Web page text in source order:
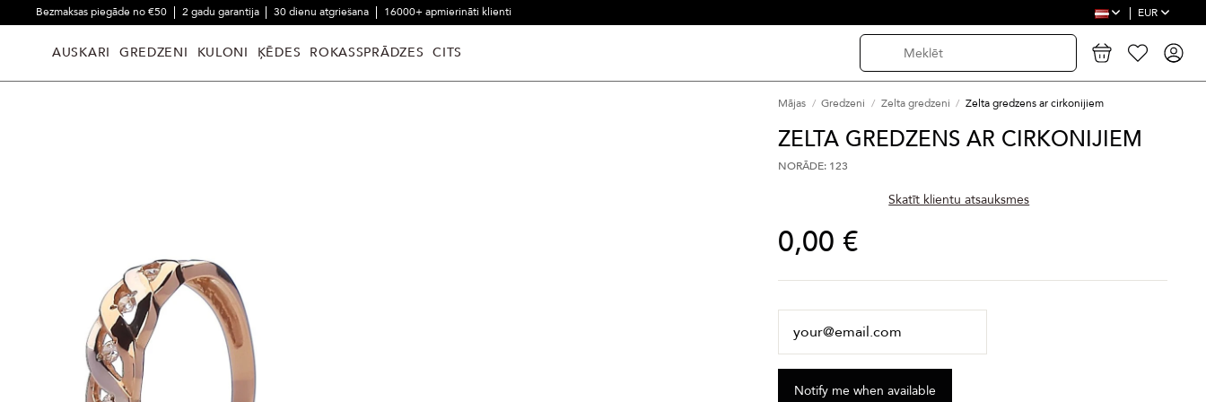
Bezmaksas piegāde no €50 2 gadu garantija 30 dienu atgriešana 16000+ apmierināti klienti EUR
AUSKARI GREDZENI KULONI ĶĒDES ROKASSPRĀDZES CITS
Mājas Gredzeni Zelta gredzeni Zelta gredzens ar cirkonijiem
ZELTA GREDZENS AR CIRKONIJIEM
NORĀDE: 123
Skatīt klientu atsauksmes
0,00 €